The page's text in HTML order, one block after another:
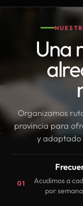
Una
Organizamos
provincia para
y adaptado
01
Acudimos a
por